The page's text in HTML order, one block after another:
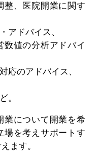
整、医院開業に関す
アドバイス、
数値の分析アドバイ
応のアドバイス、
。
業について開業を希
場を考えサポートす
ます。